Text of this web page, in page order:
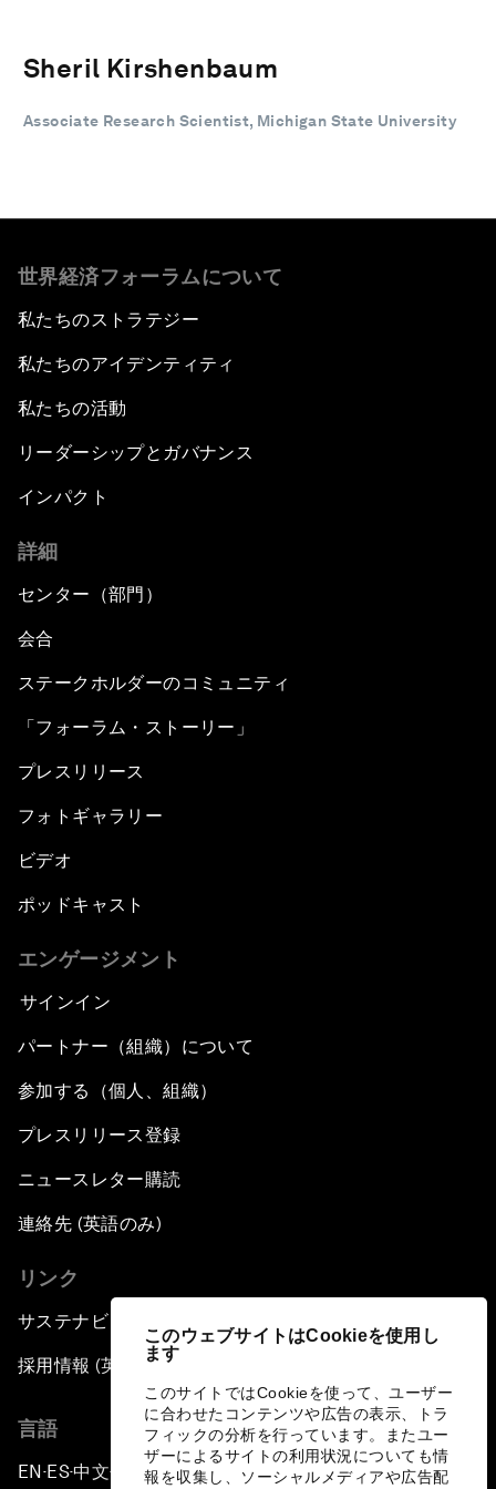
このウェブサイトはCookieを使用し
ます
このサイトではCookieを使って、ユーザー
に合わせたコンテンツや広告の表示、トラ
フィックの分析を行っています。またユー
ザーによるサイトの利用状況についても情
報を収集し、ソーシャルメディアや広告配
Sheril Kirshenbaum
Associate Research Scientist, Michigan State University
世界経済フォーラムについて
私たちのストラテジー
私たちのアイデンティティ
私たちの活動
リーダーシップとガバナンス
インパクト
詳細
センター（部門）
会合
ステークホルダーのコミュニティ
「フォーラム・ストーリー」
プレスリリース
フォトギャラリー
ビデオ
ポッドキャスト
エンゲージメント
サインイン
パートナー（組織）について
参加する（個人、組織）
プレスリリース登録
ニュースレター購読
連絡先 (英語のみ)
リンク
サステナビリティへの取り組み
採用情報 (英語のみ)
言語
EN ▪ES▪中文▪ 日本語